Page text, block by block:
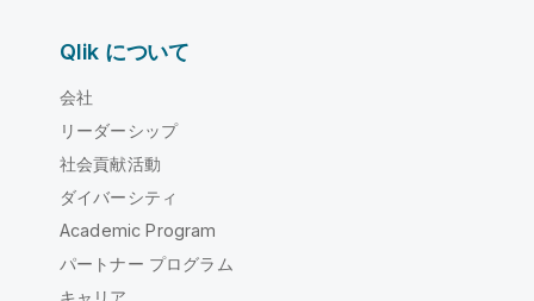
Qlik について
会社
リーダーシップ
社会貢献活動
ダイバーシティ
Academic Program
パートナー プログラム
キャリア